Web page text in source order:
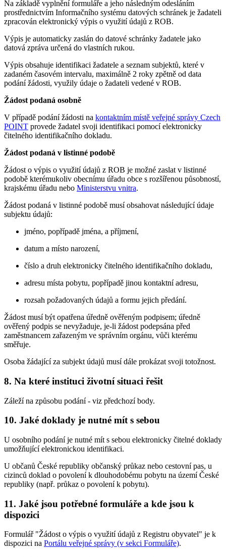
Na základě vyplnění formuláře a jeho následným odesláním
prostřednictvím Informačního systému datových schránek je žadateli
zpracován elektronický výpis o využití údajů z ROB.
Výpis je automaticky zaslán do datové schránky žadatele jako
datová zpráva určená do vlastních rukou.
Výpis obsahuje identifikaci žadatele a seznam subjektů, které v
zadaném časovém intervalu, maximálně 2 roky zpětně od data
podání žádosti, využily údaje o žadateli vedené v ROB.
Žádost podaná osobně
V případě podání žádosti na kontaktním místě veřejné správy Czech
POINT provede žadatel svoji identifikaci pomocí elektronicky
čitelného identifikačního dokladu.
Žádost podaná v listinné podobě
Žádost o výpis o využití údajů z ROB je možné zaslat v listinné
podobě kterémukoliv obecnímu úřadu obce s rozšířenou působností,
krajskému úřadu nebo Ministerstvu vnitra.
Žádost podaná v listinné podobě musí obsahovat následující údaje
subjektu údajů:
jméno, popřípadě jména, a příjmení,
datum a místo narození,
číslo a druh elektronicky čitelného identifikačního dokladu,
adresu místa pobytu, popřípadě jinou kontaktní adresu,
rozsah požadovaných údajů a formu jejich předání.
Žádost musí být opatřena úředně ověřeným podpisem; úředně
ověřený podpis se nevyžaduje, je-li žádost podepsána před
zaměstnancem zařazeným ve správním orgánu, vůči kterému
směřuje.
Osoba žádající za subjekt údajů musí dále prokázat svoji totožnost.
8. Na které instituci životní situaci řešit
Záleží na způsobu podání - viz předchozí body.
10. Jaké doklady je nutné mít s sebou
U osobního podání je nutné mít s sebou elektronicky čitelné doklady
umožňující elektronickou identifikaci.
U občanů České republiky občanský průkaz nebo cestovní pas, u
cizinců doklad o povolení k dlouhodobému pobytu na území České
republiky (např. průkaz o povolení k pobytu).
11. Jaké jsou potřebné formuláře a kde jsou k
dispozici
Formulář "Žádost o výpis o využití údajů z Registru obyvatel" je k
dispozici na Portálu veřejné správy (v sekci Formuláře).